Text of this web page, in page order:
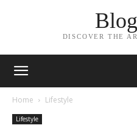
DISCOVER THE
Home Lifestyle
Lifestyle